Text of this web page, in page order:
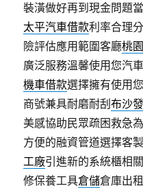
裝潢做好再到現金問題
太平汽車借款利率合理
險評估應用範圍客廳桃
廣泛服務溫馨使用您汽
機車借款選擇擁有使用
商號兼具耐磨耐刮布沙發
美感協助民眾疏困救急
方便的融資管道選擇客
工廠引進新的系統櫃相
修保養工具倉儲倉庫出